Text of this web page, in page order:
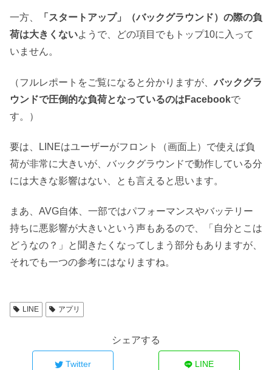
一方、
「スタートアップ」（バックグラウンド）の際の負
荷は大きくないようで、どの項目でもトップ10に入って
いません。
（フルレポートをご覧になると分かりますが、バックグラ
ウンドで圧倒的な負荷となっているのはFacebookで
す。）
要は、LINEはユーザーがフロント（画面上）で使えば負
荷が非常に大きいが、バックグラウンドで動作している分
には大きな影響はない、とも言えると思います。
まあ、AVG自体、一部ではパフォーマンスやバッテリー
持ちに悪影響が大きいという声もあるので、「自分とこは
どうなの？」と聞きたくなってしまう部分もありますが、
それでも一つの参考にはなりますね。
LINE アプリ
シェアする
Twitter LINE